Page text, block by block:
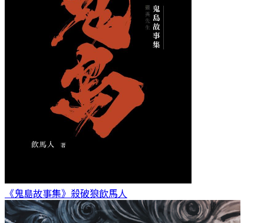
《鬼島故事集》殺破狼飲馬人